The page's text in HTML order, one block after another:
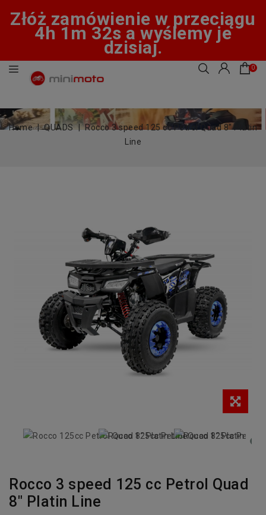
Złóż zamówienie w przeciągu
4h 1m 32s a wyślemy je
dzisiaj.
0
Home QUADS
Rocco 3 speed 125 cc Petrol Quad 8" Platin
Line
Rocco 3 speed 125 cc Petrol Quad
8" Platin Line